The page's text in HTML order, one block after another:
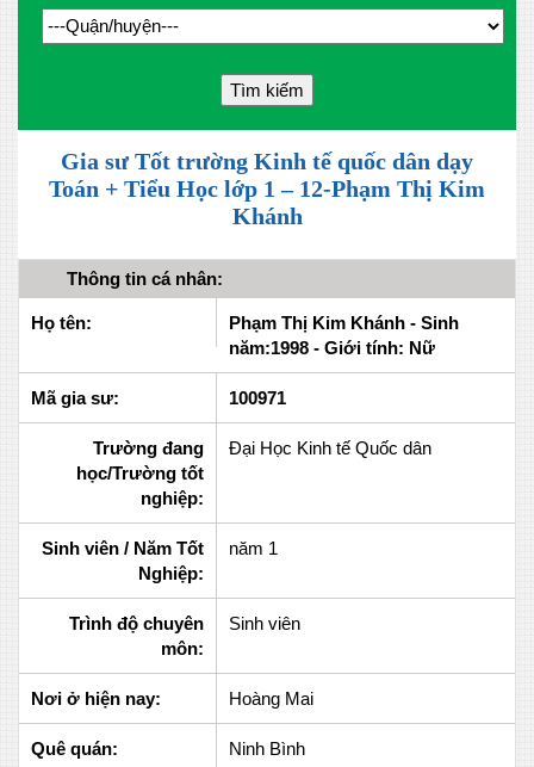
Gia sư Tốt trường Kinh tế quốc dân dạy
Toán + Tiểu Học lớp 1 – 12-Phạm Thị Kim
Khánh
Thông tin cá nhân:
Họ tên:
Phạm Thị Kim Khánh - Sinh
năm:1998 - Giới tính: Nữ
Mã gia sư: 100971
Trường đang
học/Trường tốt
nghiệp:
Đại Học Kinh tế Quốc dân
Sinh viên / Năm Tốt
Nghiệp:
năm 1
Trình độ chuyên
môn:
Sinh viên
Nơi ở hiện nay: Hoàng Mai
Quê quán: Ninh Bình